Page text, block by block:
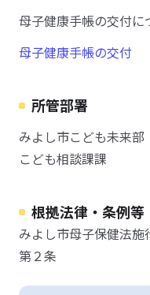
母子健康手帳の交付に
母子健康手帳の交付
所管部署
みよし市こども未来部
こども相談課課
根拠法律・条例等
みよし市母子保健法施
第２条